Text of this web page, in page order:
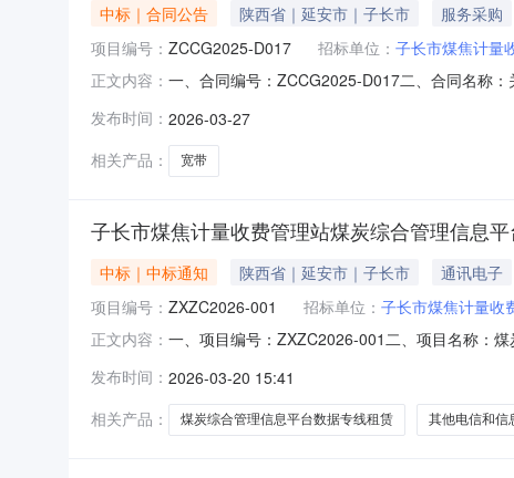
中标｜合同公告 陕西省｜延安市｜子长市 服务采购
项目编号： ZCCG2025-D017 招标单位： 子长市煤焦计量
正文内容： 一、合同编号：ZCCG2025-D017二、合同名称
宝塔区中心街移动大厦联系方式：13909118050
发布时间： 2026-03-27
相关产品：
宽带
子长市煤焦计量收费管理站煤炭综合管理信息
中标｜中标通知 陕西省｜延安市｜子长市 通讯电子
项目编号： ZXZC2026-001 招标单位： 子长市煤焦计量收
正文内容： 一、项目编号：ZXZC2026-001二、项目名称：
络通信有限公司延安市分公司）品目号品目名称
足采购
发布时间： 2026-03-20 15:41
相关产品：
煤炭综合管理信息平台数据专线租赁 其他电信和信